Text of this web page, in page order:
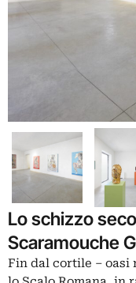
Lo schizzo
Scaramouche
Fin dal cortile – oasi